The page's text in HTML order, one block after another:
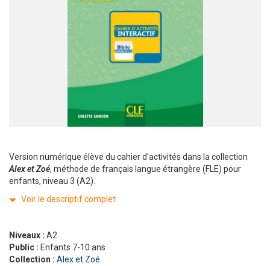
Version numérique élève du cahier d'activités dans la collection
Alex et Zoé, méthode de français langue étrangère (FLE) pour
enfants, niveau 3 (A2).
Voir le descriptif complet
Niveaux : A2
Public : Enfants 7-10 ans
Collection : Alex et Zoé